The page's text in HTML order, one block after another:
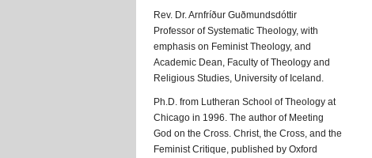
Rev. Dr. Arnfríður Guðmundsdóttir
Professor of Systematic Theology, with
emphasis on Feminist Theology, and
Academic Dean, Faculty of Theology and
Religious Studies, University of Iceland.
Ph.D. from Lutheran School of Theology at
Chicago in 1996. The author of Meeting
God on the Cross. Christ, the Cross, and the
Feminist Critique, published by Oxford